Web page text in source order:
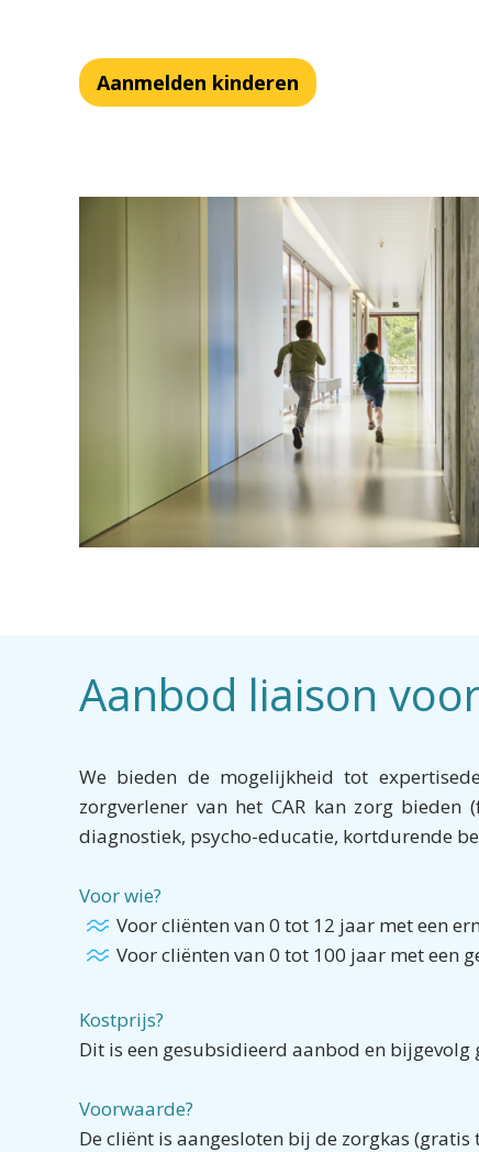
Aanmelden kinderen
Aanbod liaison
We bieden de mogelijkheid tot
zorgverlener van het CAR kan zorg
diagnostiek, psycho-educatie, kortdurende
Voor wie?
Voor cliënten van 0 tot 12 jaar met een
Voor cliënten van 0 tot 100 jaar met een
Kostprijs?
Dit is een gesubsidieerd aanbod en bijgevolg
Voorwaarde?
De cliënt is aangesloten bij de zorgkas (gratis